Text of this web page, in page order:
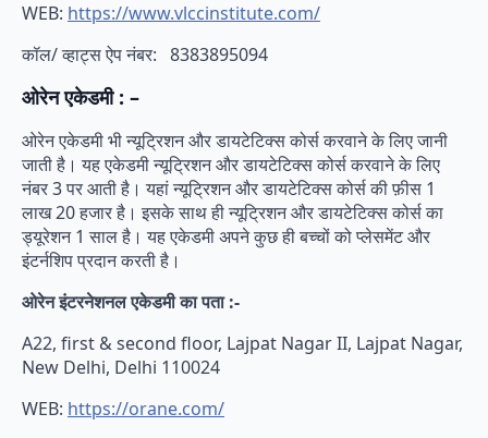
WEB: https://www.vlccinstitute.com/
कॉल/ व्हाट्स ऐप नंबर: 8383895094
ओरेन एकेडमी : –
ओरेन एकेडमी भी न्यूट्रिशन और डायटेटिक्स कोर्स करवाने के लिए जानी
जाती है। यह एकेडमी न्यूट्रिशन और डायटेटिक्स कोर्स करवाने के लिए
नंबर 3 पर आती है। यहां न्यूट्रिशन और डायटेटिक्स कोर्स की फ़ीस 1
लाख 20 हजार है। इसके साथ ही न्यूट्रिशन और डायटेटिक्स कोर्स का
ड्यूरेशन 1 साल है। यह एकेडमी अपने कुछ ही बच्चों को प्लेसमेंट और
इंटर्नशिप प्रदान करती है।
ओरेन इंटरनेशनल एकेडमी का पता :-
A22, first & second floor, Lajpat Nagar II, Lajpat Nagar,
New Delhi, Delhi 110024
WEB: https://orane.com/